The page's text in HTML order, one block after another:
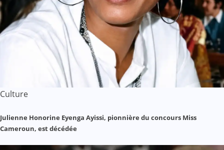
Culture
Julienne Honorine Eyenga Ayissi, pionnière du concours Miss
Cameroun, est décédée